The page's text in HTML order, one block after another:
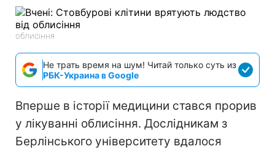
облисіння
Не трать время на шум! Читай только суть из
РБК-Украина в Google
Вперше в історії медицини стався прорив
у лікуванні облисіння. Дослідникам з
Берлінського університету вдалося